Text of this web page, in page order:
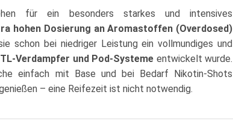
für ein besonders starkes und intensives
hohen Dosierung an Aromastoffen (Overdosed)
schon bei niedriger Leistung ein vollmundiges und
Verdampfer und Pod-Systeme entwickelt wurde.
einfach mit Base und bei Bedarf Nikotin-Shots
– eine Reifezeit ist nicht notwendig.